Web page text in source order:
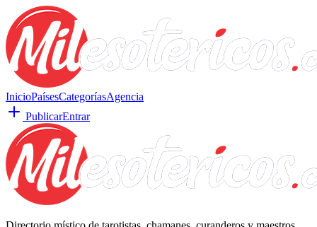
InicioPaísesCategoríasAgencia
PublicarEntrar